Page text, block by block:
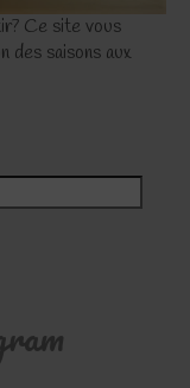
Ce site vous
des saisons aux